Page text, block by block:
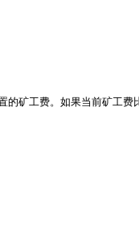
矿工费。如果当前矿工